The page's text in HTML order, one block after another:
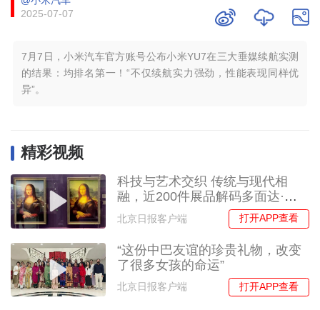
2025-07-07
7月7日，小米汽车官方账号公布小米YU7在三大垂媒续航实测
的结果：均排名第一！“不仅续航实力强劲，性能表现同样优
异”。
精彩视频
科技与艺术交织 传统与现代相
融，近200件展品解码多面达·芬
奇
北京日报客户端 打开APP查看
“这份中巴友谊的珍贵礼物，改变
了很多女孩的命运”
北京日报客户端 打开APP查看